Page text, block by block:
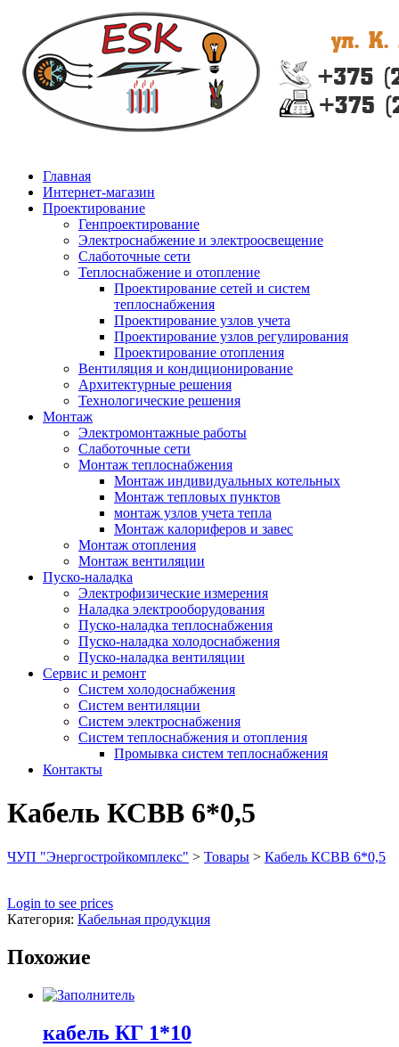
Главная
Интернет-магазин
Проектирование
Генпроектирование
Электроснабжение и электроосвещение
Слаботочные сети
Теплоснабжение и отопление
Проектирование сетей и систем
теплоснабжения
Проектирование узлов учета
Проектирование узлов регулирования
Проектирование отопления
Вентиляция и кондиционирование
Архитектурные решения
Технологические решения
Монтаж
Электромонтажные работы
Слаботочные сети
Монтаж теплоснабжения
Монтаж индивидуальных котельных
Монтаж тепловых пунктов
монтаж узлов учета тепла
Монтаж калориферов и завес
Монтаж отопления
Монтаж вентиляции
Пуско-наладка
Электрофизические измерения
Наладка электрооборудования
Пуско-наладка теплоснабжения
Пуско-наладка холодоснабжения
Пуско-наладка вентиляции
Сервис и ремонт
Систем холодоснабжения
Систем вентиляции
Систем электроснабжения
Систем теплоснабжения и отопления
Промывка систем теплоснабжения
Контакты
Кабель КСВВ 6*0,5
ЧУП "Энергостройкомплекс" > Товары > Кабель КСВВ 6*0,5
Login to see prices
Категория: Кабельная продукция
Похожие
кабель КГ 1*10